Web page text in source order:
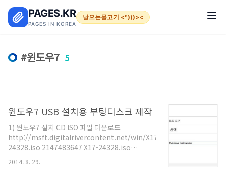
PAGES.KR
PAGES IN KOREA
날으는물고기 <º)))><
윈도우7 5
윈도우7 USB 설치용 부팅디스크 제작
1) 윈도우7 설치 CD ISO 파일 다운로드
http://msft.digitalrivercontent.net/win/X17-
24328.iso 2147483647 X17-24328.iso
Windows 7 Professional K x86
Koreanhttp://msft.digitalrivercontent.net/win/X17-
2014. 8. 29.